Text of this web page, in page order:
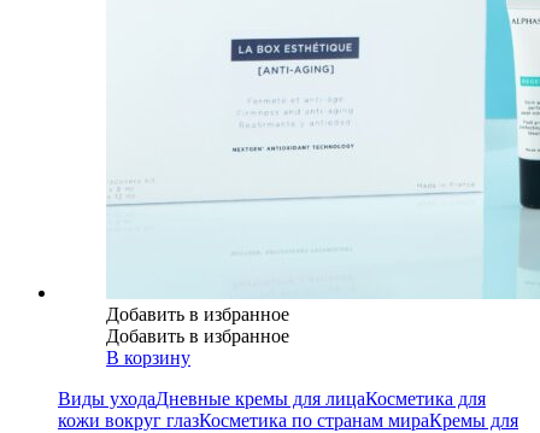
Добавить в избранное
Добавить в избранное
В корзину
Виды уходаДневные кремы для лицаКосметика для
кожи вокруг глазКосметика по странам мираКремы для